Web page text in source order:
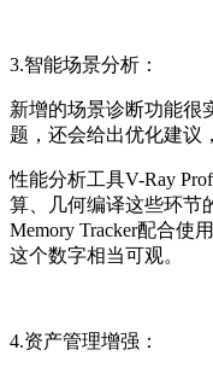
3.智能场景分析：
新增的场景诊断功能很
题，还会给出优化建议
性能分析工具V-Ray
算、几何编译这些环节
Memory Tracker配合使用时
这个数字相当可观。
4.资产管理增强：